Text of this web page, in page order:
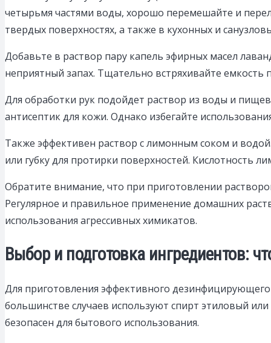
четырьмя частями воды, хорошо перемешайте и
твердых поверхностях, а также в кухонных и
Добавьте в раствор пару капель эфирных масел
неприятный запах. Тщательно встряхивайте
Для обработки рук подойдет раствор из воды и
антисептик для кожи. Однако избегайте
Также эффективен раствор с лимонным соком и
или губку для протирки поверхностей. Кислотность
Обратите внимание, что при приготовлении
Регулярное и правильное применение домашних
использования агрессивных химикатов.
Выбор и подготовка ингредиентов:
Для приготовления эффективного
большинстве случаев используют спирт этиловый
безопасен для бытового использования.